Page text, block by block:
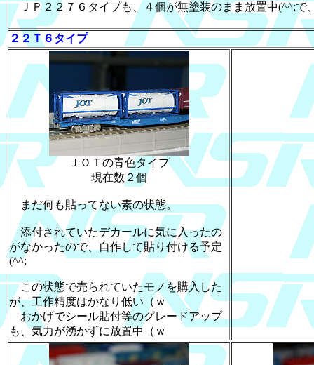
ＪＰ２２７６タイプも、４個が無塗装のまま放置中(^^;で
２２Ｔ６タイプ
ＪＯＴの青色タイプ
現在数２個
まだ何も貼ってない素の状態。
添付されていたデカールに気に入ったの
がなかったので、自作して貼り付ける予定
(^^;
この状態で売られていたモノを購入した
が、工作精度はかなり低い（ｗ
おかげでシール貼付等のグレードアップ
も、気力が湧かずに放置中（ｗ